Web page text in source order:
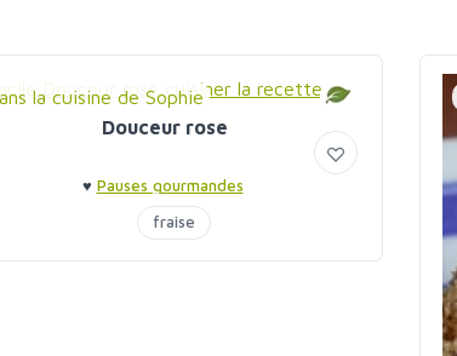
la cuisine de Sophie
Douceur rose
♥ Pauses gourmandes
fraise